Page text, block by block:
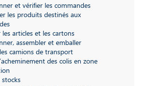
et vérifier les commandes
les produits destinés aux
les articles et les cartons
assembler et emballer
camions de transport
des colis en zone
stocks